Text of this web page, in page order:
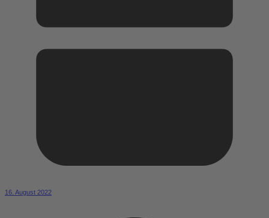
16. August 2022